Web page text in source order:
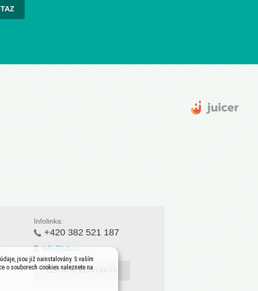
Infolinka:
+420 382 521 187
E: info@jub.cz
OSTATNÍ KONTAKTY
jsou již nainstalovány. S vaším
o souborech cookies naleznete na